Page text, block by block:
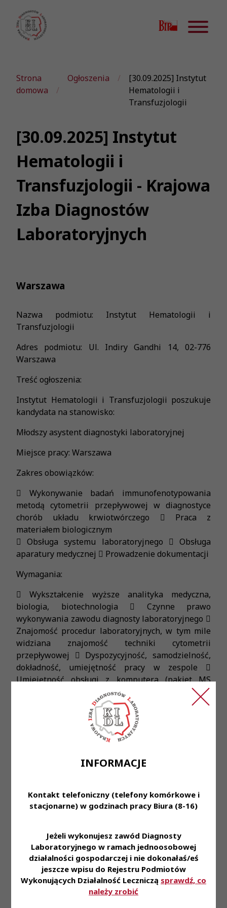
INFORMACJE
Kontakt telefoniczny (telefony komórkowe i
stacjonarne) w godzinach pracy Biura (8-16)
Jeżeli wykonujesz zawód Diagnosty
Laboratoryjnego w ramach jednoosobowej
działalności gospodarczej i nie dokonałaś/eś
jeszcze wpisu do Rejestru Podmiotów
Wykonujących Działalność Leczniczą sprawdź, co
należy zrobić
Strona
domowa
Ogłoszenia
[30.09.2025] Instytut
Hematologii i
Transfuzjologii
[30.09.2025] Instytut
Hematologii i
Transfuzjologii - Krajowa
Izba Diagnostów
Laboratoryjnych
Warszawa
Nazwa podmiotu: Instytut Hematologii i
Transfuzjologii
Adres podmiotu: Ul. Indiry Gandhi 14, 02-776
Warszawa
Treść ogłoszenia:
Instytut Hematologii i Transfuzjologii poszukuje
kandydata na stanowisko:
Młodszy asystent diagnostyki laboratoryjnej
Miejsce pracy: Warszawa
Zakres obowiązków:
 Wykonywanie badań immunofenotypowania
metodą cytometrii przepływowej w diagnostyce
chorób układu krwiotwórczego  Praca z
materiałem biologicznym
 Obsługa systemu laboratoryjnego  Obsługa
aparatury medycznej  Prowadzenie dokumentacji
Wymagania:
 Wykształcenie wyższe analityka medyczna,
biologia, biotechnologia  Czynne prawo
wykonywania zawodu diagnosty laboratoryjnego 
Znajomość procedur laboratoryjnych, w tym mile
widziana znajomość techniki cytometrii
przepływowej  Dyspozycyjność, samodzielność,
dokładność, umiejętność pracy w zespole 
Umiejętność obsługi z komputera (pakiet MS
Office)  Znajomość j. angielskiego w stopniu
umożliwiającym korzystanie z literatury fachowej
 Mile widziane: wiedza z dziedziny diagnostyki
 Umowę o pracę na zastępstwo  Ciekawą pracę
umiejętności i zdobywania nowych doświadczeń
Termin rozpoczęcia pracy: wrzesień 2025r.
Osoby zainteresowane prosimy o przesyłanie
aplikacji do dnia 30.09.2025 r. na adres mailowy:
cytometr@ihit.waw.pl lub rekrutacja@ihit.waw.pl
Instytut zastrzega sobie prawo do kontaktu tylko z
wybranymi kandydatami.